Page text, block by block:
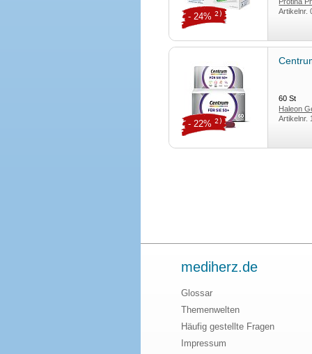
Artikelnr.
- 24% 2)
60St
Haleon
Artikelnr.
- 22% 2)
mediherz.de
Glossar
Themenwelten
Häufig gestellte Fragen
Impressum